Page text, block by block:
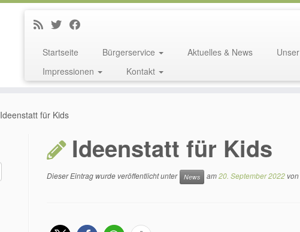
Startseite Bürgerservice Aktuelles & News
Impressionen
Kontakt
Ideenstatt für Kids
Ideenstatt für Kids
Dieser Eintrag wurde veröffentlicht unter News am20. September 2022 von